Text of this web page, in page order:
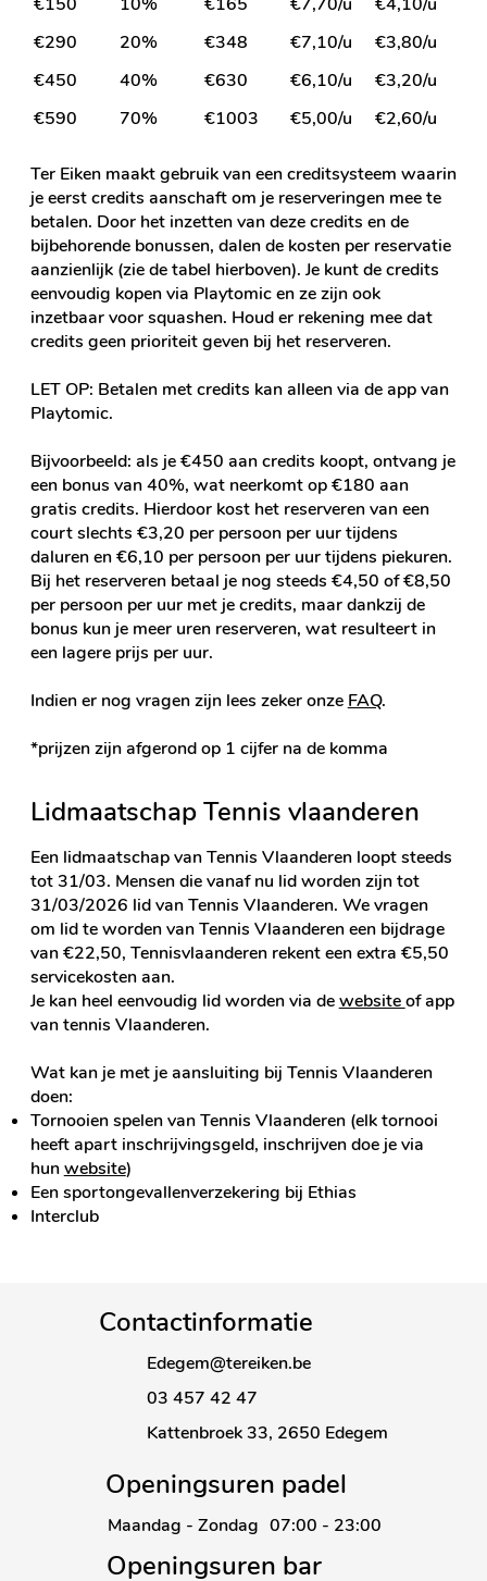
€290
€3,80/u
20% €348
€7,10/u
€450
€3,20/u
40% €630
€6,10/u
€590
€2,60/u
70% €1003 €5,00/u
Ter Eiken maakt gebruik van een creditsysteem waarin
je eerst credits aanschaft om je reserveringen mee te
betalen. Door het inzetten van deze credits en de
bijbehorende bonussen, dalen de kosten per reservatie
aanzienlijk (zie de tabel hierboven). Je kunt de credits
eenvoudig kopen via Playtomic en ze zijn ook
inzetbaar voor squashen. Houd er rekening mee dat
credits geen prioriteit geven bij het reserveren.
LET OP: Betalen met credits kan alleen via deapp van
Playtomic.
Bijvoorbeeld: als je €450 aan credits koopt, ontvang je
een bonus van 40%, wat neerkomt op €180 aan
gratis credits. Hierdoor kost het reserveren van een
court slechts €3,20 per persoon per uur tijdens
daluren en €6,10 per persoon per uur tijdens piekuren.
Bij het reserveren betaal je nog steeds €4,50 of €8,50
per persoon per uur met je credits, maar dankzij de
bonus kun je meer uren reserveren, wat resulteert in
een lagere prijs per uur.
Indien er nog vragen zijn lees zeker onze FAQ.
*prijzen zijn afgerond op 1 cijfer na de komma
Lidmaatschap Tennis vlaanderen
Een lidmaatschap van Tennis Vlaanderen loopt steeds
tot 31/03. Mensen die vanaf nu lid worden zijn tot
31/03/2026 lid van Tennis Vlaanderen. We vragen
om lid te worden van Tennis Vlaanderen een bijdrage
van €22,50, Tennisvlaanderen rekent een extra €5,50
servicekosten aan.
Je kan heel eenvoudig lid worden via dewebsiteof app
van tennis Vlaanderen.
Wat kan je met je aansluiting bij Tennis Vlaanderen
doen:​
Tornooien spelen van Tennis Vlaanderen (elk tornooi
heeft apart inschrijvingsgeld, inschrijven doe je via
hunwebsite)
Een sportongevallenverzekering bij Ethias
Interclub
Contactinformatie
Edegem@tereiken.be
03 457 42 47
Kattenbroek 33, 2650 Edegem
Openingsuren padel
Maandag - Zondag 07:00 - 23:00
Openingsuren bar